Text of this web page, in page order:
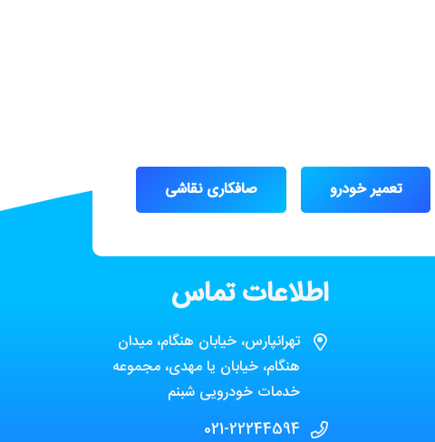
تعمیر خودرو صافکاری نقاشی
اطلاعات تماس
تهرانپارس، خیابان هنگام، میدان
هنگام، خیابان یا مهدی، مجموعه
خدمات خودرویی شبنم
021-22244594